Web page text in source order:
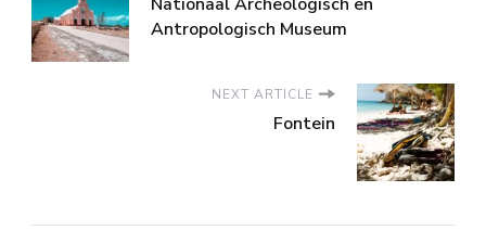
Antropologisch Museum
NEXT ARTICLE
Fontein